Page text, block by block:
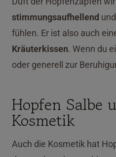
stimmungsaufhellend
fühlen. Er ist also auch
Kräuterkissen. Wenn du
oder generell zur
Hopfen Salbe
Kosmetik
Auch die Kosmetik hat